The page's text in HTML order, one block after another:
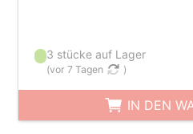
3 stücke auf Lager
(vor 7 Tagen )
IN DEN